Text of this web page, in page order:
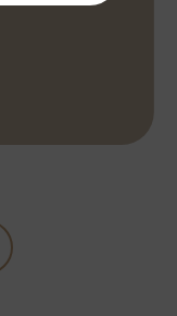
das ich liebend